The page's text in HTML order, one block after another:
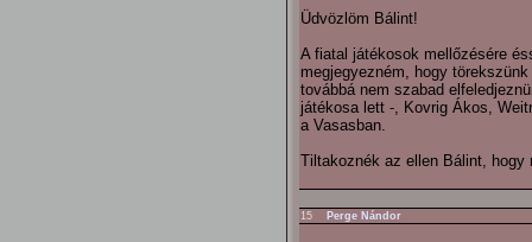
Üdvözlöm Bálint!
A fiatal játékosok mellőzésére
megjegyezném, hogy
továbbá nem szabad
játékosa lett -, Kovrig Ákos,
a Vasasban.
Tiltakoznék az ellen Bálint,
15 Perge Nándor